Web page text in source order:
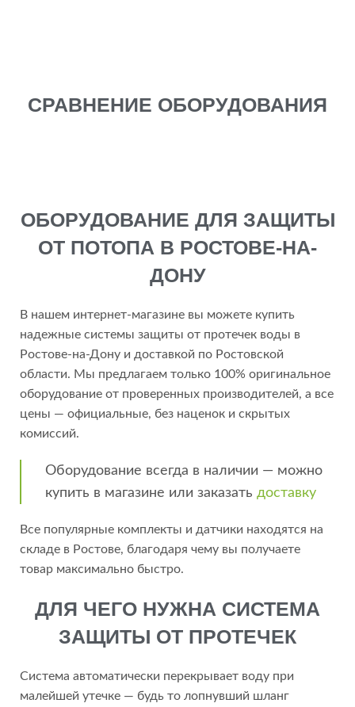
СРАВНЕНИЕ ОБОРУДОВАНИЯ
ОБОРУДОВАНИЕ ДЛЯ ЗАЩИТЫ
ОТ ПОТОПА В РОСТОВЕ-НА-
ДОНУ
В нашем интернет-магазине вы можете купить
надежные системы защиты от протечек воды в
Ростове-на-Дону и доставкой по Ростовской
области. Мы предлагаем только 100% оригинальное
оборудование от проверенных производителей, а все
цены — официальные, без наценок и скрытых
комиссий.
Оборудование всегда в наличии — можно
купить в магазине или заказать доставку
Все популярные комплекты и датчики находятся на
складе в Ростове, благодаря чему вы получаете
товар максимально быстро.
ДЛЯ ЧЕГО НУЖНА СИСТЕМА
ЗАЩИТЫ ОТ ПРОТЕЧЕК
Система автоматически перекрывает воду при
малейшей утечке — будь то лопнувший шланг